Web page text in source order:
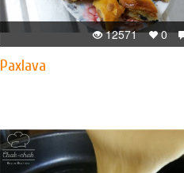
0
12571
Paxlava